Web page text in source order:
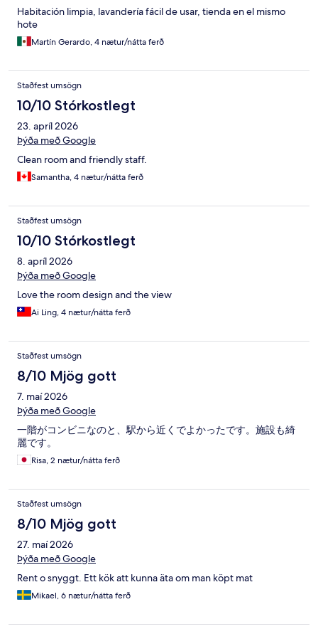
Habitación limpia, lavandería fácil de usar, tienda en el mismo
hote
Martín Gerardo, 4 nætur/nátta ferð
Staðfest umsögn
10/10 Stórkostlegt
23. apríl 2026
Þýða með Google
Clean room and friendly staff.
Samantha, 4 nætur/nátta ferð
Staðfest umsögn
10/10 Stórkostlegt
8. apríl 2026
Þýða með Google
Love the room design and the view
Ai Ling, 4 nætur/nátta ferð
Staðfest umsögn
8/10 Mjög gott
7. maí 2026
Þýða með Google
一階がコンビニなのと、駅から近くでよかったです。施設も綺
麗です。
Risa, 2 nætur/nátta ferð
Staðfest umsögn
8/10 Mjög gott
27. maí 2026
Þýða með Google
Rent o snyggt. Ett kök att kunna äta om man köpt mat
Mikael, 6 nætur/nátta ferð